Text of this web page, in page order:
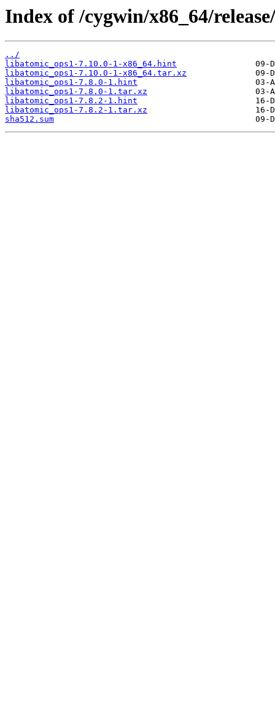
Index of /cygwin/x86_64/
../
libatomic_ops1-7.10.0-1-x86_64.hint
libatomic_ops1-7.10.0-1-x86_64.tar.xz
libatomic_ops1-7.8.0-1.hint
libatomic_ops1-7.8.0-1.tar.xz
libatomic_ops1-7.8.2-1.hint
libatomic_ops1-7.8.2-1.tar.xz
sha512.sum